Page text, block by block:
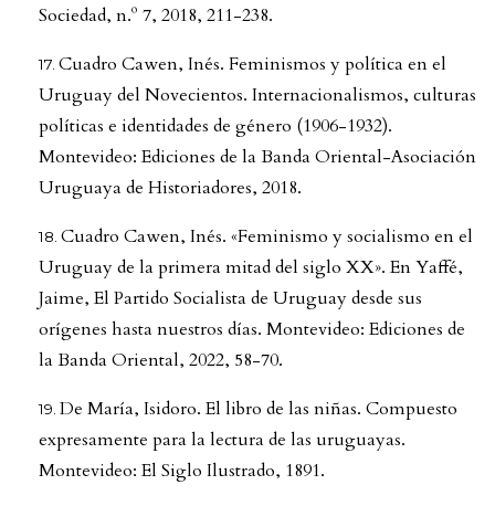
Sociedad, n.º 7, 2018, 211-238.
Cuadro Cawen, Inés. Feminismos y política en el
Uruguay del Novecientos. Internacionalismos, culturas
políticas e identidades de género (1906-1932).
Montevideo: Ediciones de la Banda Oriental-Asociación
Uruguaya de Historiadores, 2018.
Cuadro Cawen, Inés. «Feminismo y socialismo en el
Uruguay de la primera mitad del siglo XX». En Yaffé,
Jaime, El Partido Socialista de Uruguay desde sus
orígenes hasta nuestros días. Montevideo: Ediciones de
la Banda Oriental, 2022, 58-70.
De María, Isidoro. El libro de las niñas. Compuesto
expresamente para la lectura de las uruguayas.
Montevideo: El Siglo Ilustrado, 1891.